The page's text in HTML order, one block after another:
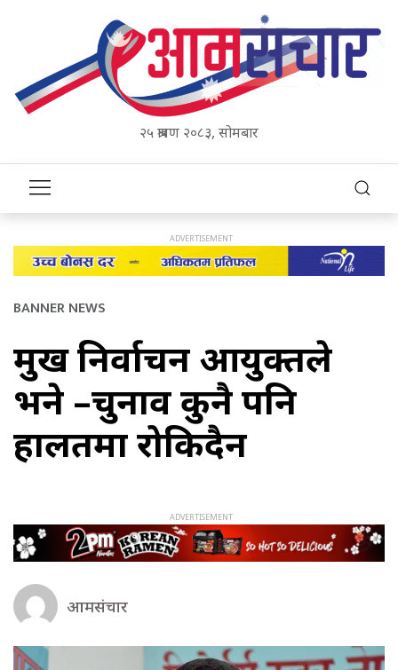
२५ श्रावण २०८३, सोमबार
BANNER NEWS
प्रमुख निर्वाचन आयुक्तले
भने –चुनाव कुनै पनि
हालतमा रोकिदैन
आमसंचार